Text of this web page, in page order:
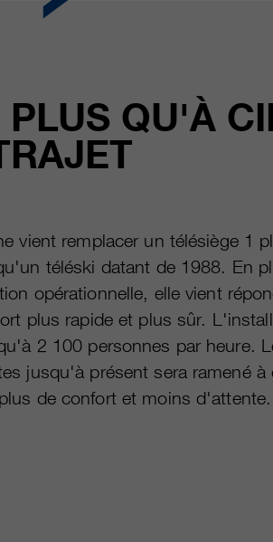
QU'À
vient remplacer un télésiège 1
téléski datant de 1988. En
opérationnelle, elle vient
plus rapide et plus sûr.
2 100 personnes par heure.
jusqu'à présent sera ramené à
de confort et moins d'attente.